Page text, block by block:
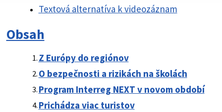
Textová alternatíva k videozáznam
Obsah
Z Európy do regiónov
O bezpečnosti a rizikách na školách
Program Interreg NEXT v novom období
Prichádza viac turistov